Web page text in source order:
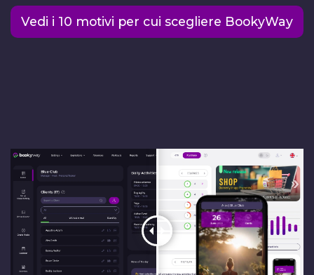
Vedi i 10 motivi per cui scegliere BookyWay